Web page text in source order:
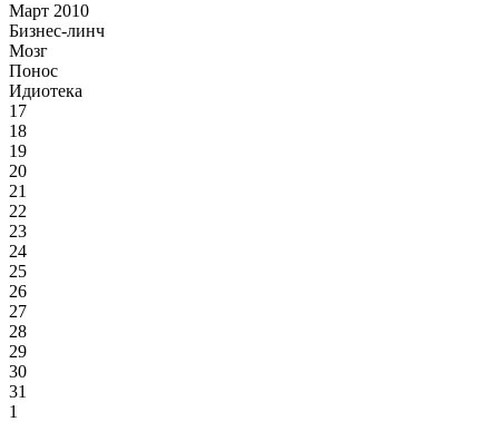
Март 2010
Бизнес-линч
Мозг
Понос
Идиотека
17
18
19
20
21
22
23
24
25
26
27
28
29
30
31
1